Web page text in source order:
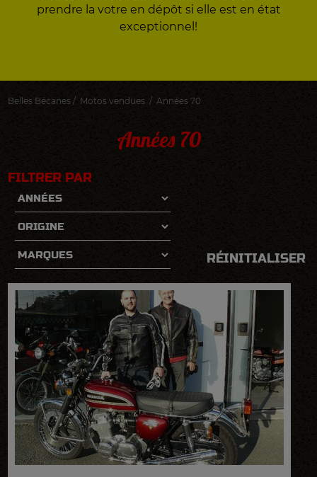
prendre la votre en dépôt si elle est en état
exceptionnel!
Belles Bécanes / Motos vendues /Années 70
Années 70
FILTRER PAR
VOIR LA FICHE DÉTAILLÉE